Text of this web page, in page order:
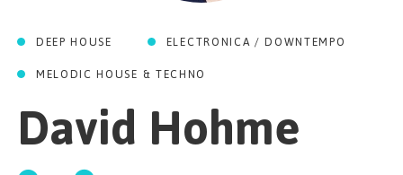
CONTACTO
EMPEZAR
DEEP HOUSE
ELECTRONICA / DOWNTEMPO
MELODIC HOUSE & TECHNO
David Hohme